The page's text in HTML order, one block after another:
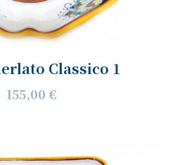
Classico 1
155,00 €